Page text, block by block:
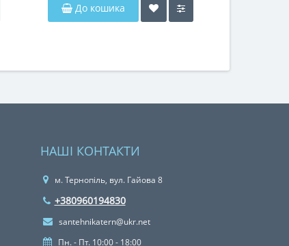
До кошика
НАШІ КОНТАКТИ
м. Тернопіль, вул. Гайова 8
+380960194830
santehnikatern@ukr.net
Пн. - Пт. 10:00 - 18:00